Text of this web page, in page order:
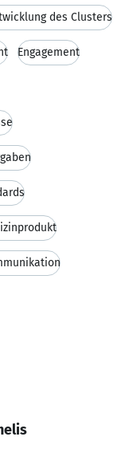
des Clusters
Engagement